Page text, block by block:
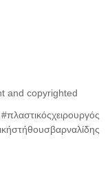
and copyrighted